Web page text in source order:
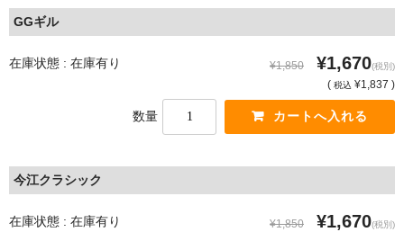
GGギル
在庫状態 : 在庫有り ¥1,850 ¥1,670(税別)
( 税込 ¥1,837 )
数量
今江クラシック
在庫状態 : 在庫有り ¥1,850 ¥1,670(税別)